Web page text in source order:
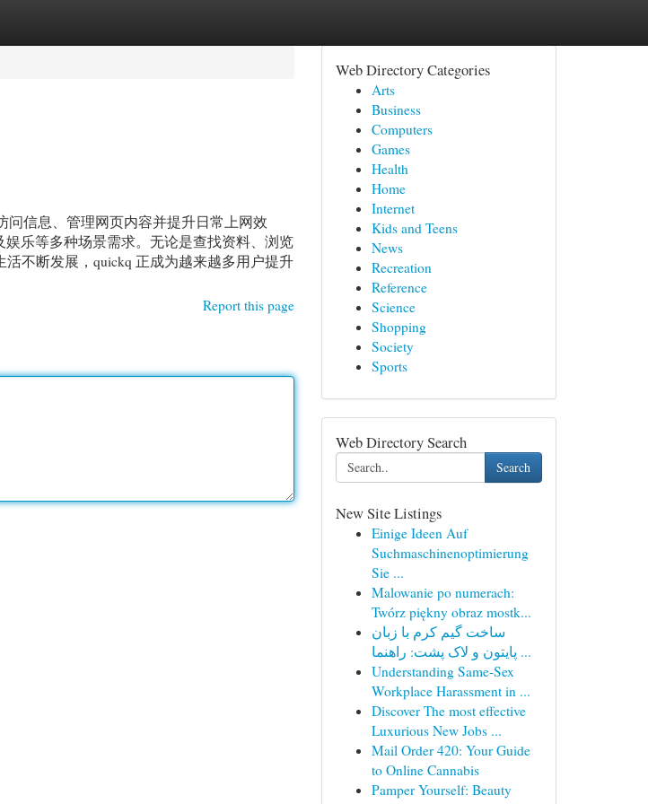
问信息、管理网页内容并提升日常上网效
乐等多种场景需求。无论是查找资料、浏览
不断发展，quickq 正成为越来越多用户提升
Report this page
Web Directory Categories
Arts
Business
Computers
Games
Health
Home
Internet
Kids and Teens
News
Recreation
Reference
Science
Shopping
Society
Sports
Web Directory Search
Search
New Site Listings
Einige Ideen Auf
Suchmaschinenoptimierung
Sie ...
Malowanie po numerach:
Twórz piękny obraz mostk...
ساخت گیم کرم با زبان
پایتون و لاک پشت: راهنما ...
Understanding Same-Sex
Workplace Harassment in ...
Discover The most effective
Luxurious New Jobs ...
Mail Order 420: Your Guide
to Online Cannabis
Pamper Yourself: Beauty